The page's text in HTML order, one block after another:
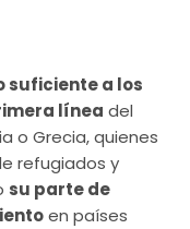
suficiente a los
línea del
o Grecia, quienes
refugiados y
su parte de
en países